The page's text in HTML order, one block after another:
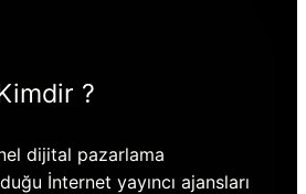
?
dijital pazarlama
İnternet yayıncı ajansları